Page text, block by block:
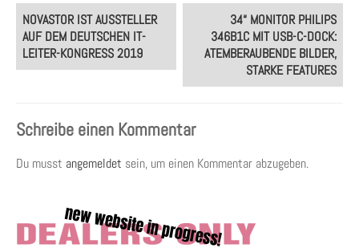
Post
navigation
NOVASTOR IST AUSSTELLER
AUF DEM DEUTSCHEN IT-
LEITER-KONGRESS 2019
34“ MONITOR PHILIPS
346B1C MIT USB-C-DOCK:
ATEMBERAUBENDE BILDER,
STARKE FEATURES
Schreibe einen Kommentar
Du musst angemeldet sein, um einen Kommentar abzugeben.